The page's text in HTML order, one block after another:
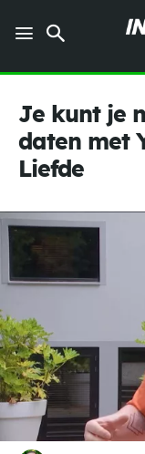
Je kunt je
daten met
Liefde